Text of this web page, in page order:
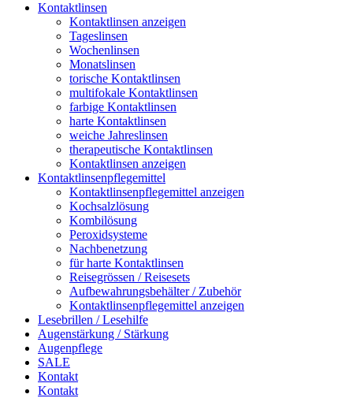
Kontaktlinsen
Kontaktlinsen anzeigen
Tageslinsen
Wochenlinsen
Monatslinsen
torische Kontaktlinsen
multifokale Kontaktlinsen
farbige Kontaktlinsen
harte Kontaktlinsen
weiche Jahreslinsen
therapeutische Kontaktlinsen
Kontaktlinsen anzeigen
Kontaktlinsenpflegemittel
Kontaktlinsenpflegemittel anzeigen
Kochsalzlösung
Kombilösung
Peroxidsysteme
Nachbenetzung
für harte Kontaktlinsen
Reisegrössen / Reisesets
Aufbewahrungsbehälter / Zubehör
Kontaktlinsenpflegemittel anzeigen
Lesebrillen / Lesehilfe
Augenstärkung / Stärkung
Augenpflege
SALE
Kontakt
Kontakt